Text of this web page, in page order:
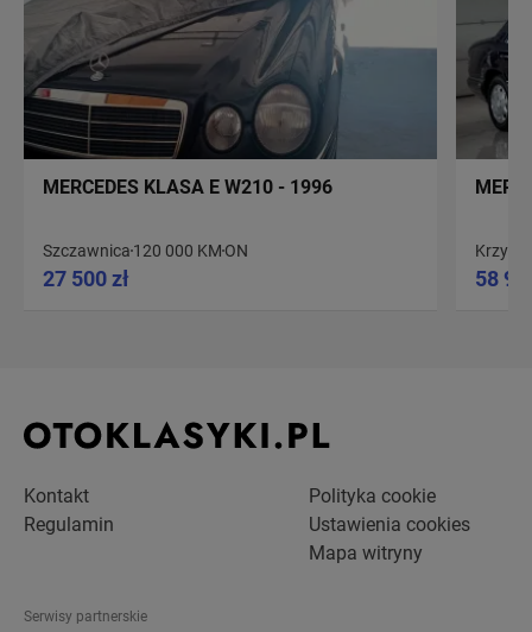
MERCEDES KLASA E W210 - 1996
Szczawnica 120 000 KM ON
27 500 zł 58
Kontakt
Regulamin
Polityka cookie
Ustawienia cookies
Mapa witryny
Serwisy partnerskie